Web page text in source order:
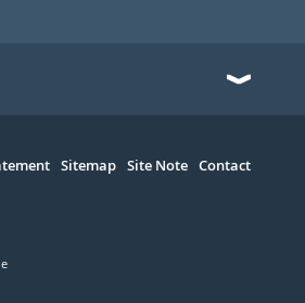
Sitemap Site Note Contact